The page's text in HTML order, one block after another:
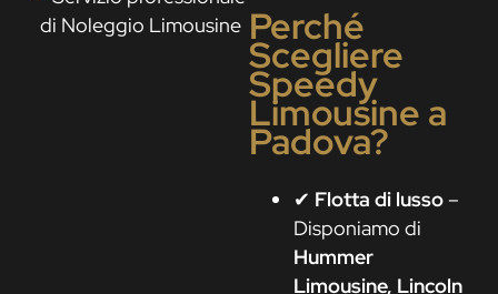
Perché
Scegliere
Speedy
Limousine a
Padova?
✔ Flotta di lusso –
Disponiamo di
Hummer
Limousine, Lincoln